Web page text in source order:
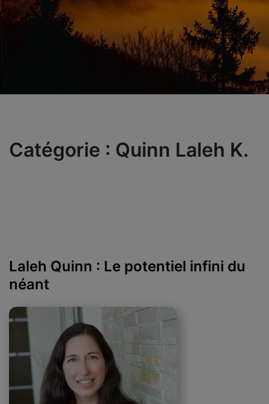
Catégorie : Quinn Laleh K.
Laleh Quinn : Le potentiel infini du
néant